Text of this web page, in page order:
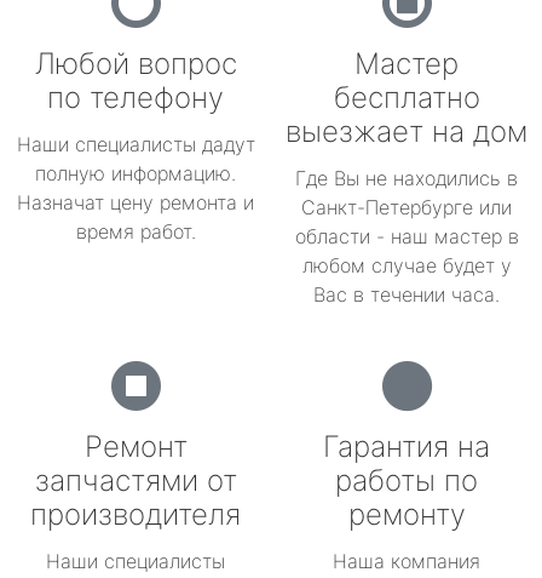
Любой вопрос
по телефону
Наши специалисты дадут
полную информацию.
Назначат цену ремонта и
время работ.
Мастер
бесплатно
выезжает на дом
Где Вы не находились в
Санкт-Петербурге или
области - наш мастер в
любом случае будет у
Вас в течении часа.
Ремонт
запчастями от
производителя
Наши специалисты
Гарантия на
работы по
ремонту
Наша компания